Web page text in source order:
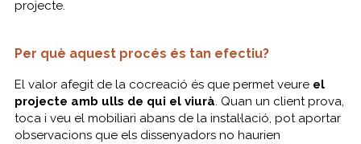
projecte.
Per què aquest procés és tan efectiu?
El valor afegit de la cocreació és que permet veure el
projecte amb ulls de qui el viurà. Quan un client prova,
toca i veu el mobiliari abans de la instal·lació, pot aportar
observacions que els dissenyadors no haurien